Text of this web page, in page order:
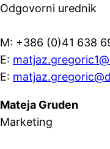
Odgovorni urednik
M: +386 (0)41 638
E:
E:
Mateja Gruden
Marketing